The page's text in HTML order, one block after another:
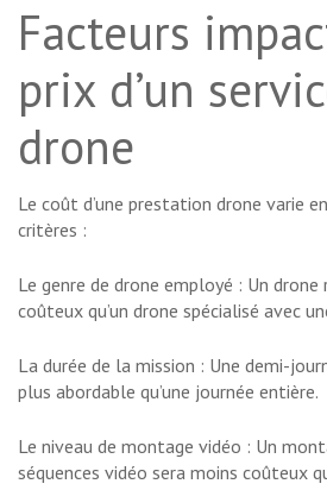
Facteurs
prix d’un
drone
Le coût d’une prestation drone varie
critères :
Le genre de drone employé : Un
coûteux qu’un drone spécialisé avec
La durée de la mission : Une demi-
plus abordable qu’une journée entière.
Le niveau de montage vidéo : Un
séquences vidéo sera moins coûteux